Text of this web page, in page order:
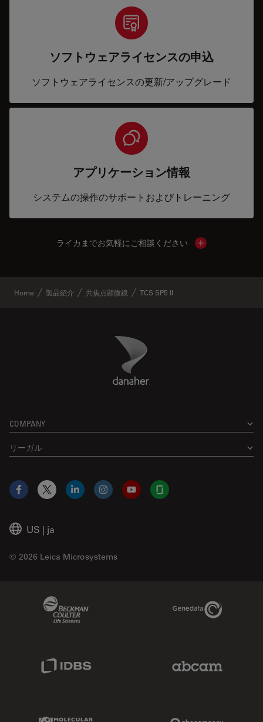
ソフトウェアライセンスの申込
ソフトウェアライセンスの更新/アップグレード
アプリケーション情報
システムの操作のサポートおよびトレーニング
ライカまでお気軽にご相談ください Show local
Home 製品紹介 共焦点顕微鏡 TCS SP5 II
Danaher Logo
COMPANY
リーガル
US | ja
© 2026 Leica Microsystems
Facebook
X LinkedInInstagramYouTubeGlassdoor
Genedata Link
Molecular Devices Link